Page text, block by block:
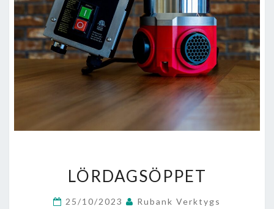
LÖRDAGSÖPPET
25/10/2023 Rubank Verktygs